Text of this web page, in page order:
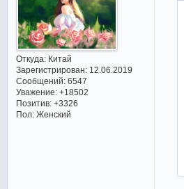
Откуда:Китай
Зарегистрирован: 12.06.2019
Сообщений:6547
Уважение: +18502
Позитив: +3326
Пол:Женский